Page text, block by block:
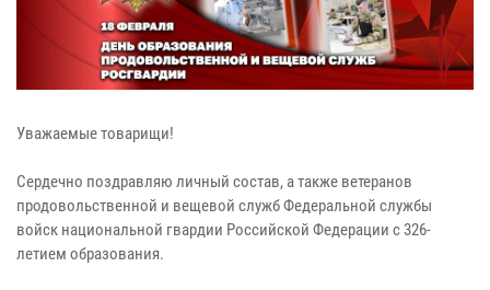
Уважаемые товарищи!
Сердечно поздравляю личный состав, а также ветеранов
продовольственной и вещевой служб Федеральной службы
войск национальной гвардии Российской Федерации с 326-
летием образования.